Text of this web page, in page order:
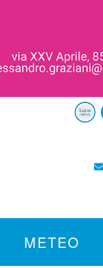
METEO